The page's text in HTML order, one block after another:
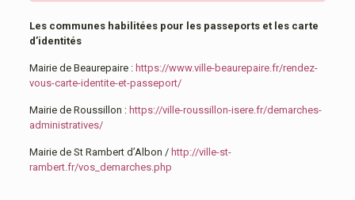
Les communes habilitées pour les passeports et les carte
d’identités
Mairie de Beaurepaire : https://www.ville-beaurepaire.fr/rendez-
vous-carte-identite-et-passeport/
Mairie de Roussillon : https://ville-roussillon-isere.fr/demarches-
administratives/
Mairie de St Rambert d’Albon / http://ville-st-
rambert.fr/vos_demarches.php